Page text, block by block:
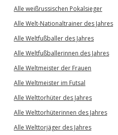
Alle weißrussischen Pokalsieger
Alle Welt-Nationaltrainer des Jahres
Alle Weltfußballer des Jahres
Alle Weltfußballerinnen des Jahres
Alle Weltmeister der Frauen
Alle Weltmeister im Futsal
Alle Welttorhüter des Jahres
Alle Welttorhüterinnen des Jahres
Alle Welttorjäger des Jahres